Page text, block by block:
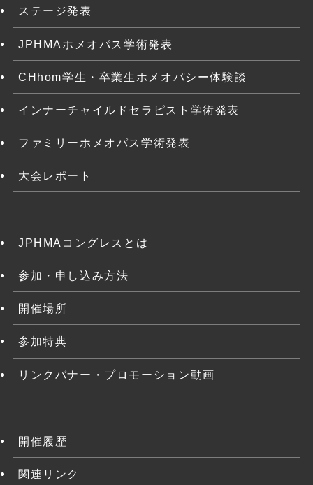
ステージ発表
JPHMAホメオパス学術発表
CHhom学生・卒業生ホメオパシー体験談
インナーチャイルドセラピスト学術発表
ファミリーホメオパス学術発表
大会レポート
JPHMAコングレスとは
参加・申し込み方法
開催場所
参加特典
リンクバナー・プロモーション動画
開催履歴
関連リンク